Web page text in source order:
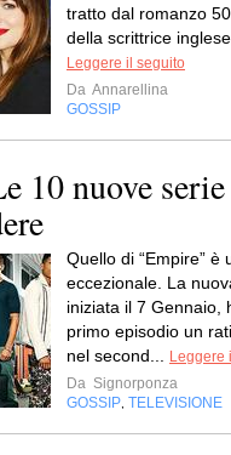
tratto dal romanzo
della scrittrice
Leggere il seguito
Da Annarellina
GOSSIP
10 nuove
Quello di “Empire” è
eccezionale. La
iniziata il 7 Gennaio,
primo episodio un
nel second...
Leggere
Da Signorponza
GOSSIP TELEVISIONE